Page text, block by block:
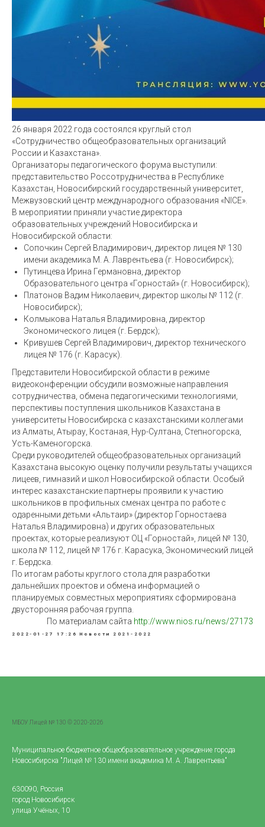
26 января 2022 года состоялся круглый стол
«Сотрудничество общеобразовательных организаций
России и Казахстана».
Организаторы педагогического форума выступили:
представительство Россотрудничества в Республике
Казахстан, Новосибирский государственный университет,
Межвузовский центр международного образования «NICE».
В мероприятии приняли участие директора
образовательных учреждений Новосибирска и
Новосибирской области:
Сопочкин Сергей Владимирович, директор лицея № 130
имени академика М. А. Лаврентьева (г. Новосибирск);
Путинцева Ирина Германовна, директор
Образовательного центра «Горностай» (г. Новосибирск);
Платонов Вадим Николаевич, директор школы № 112 (г.
Новосибирск);
Колмыкова Наталья Владимировна, директор
Экономического лицея (г. Бердск);
Кривушев Сергей Владимирович, директор технического
лицея № 176 (г. Карасук).
Представители Новосибирской области в режиме
видеоконференции обсудили возможные направления
сотрудничества, обмена педагогическими технологиями,
перспективы поступления школьников Казахстана в
университеты Новосибирска с казахстанскими коллегами
из Алматы, Атырау, Костаная, Нур-Султана, Степногорска,
Усть-Каменогорска.
Среди руководителей общеобразовательных организаций
Казахстана высокую оценку получили результаты учащихся
лицеев, гимназий и школ Новосибирской области. Особый
интерес казахстанские партнеры проявили к участию
школьников в профильных сменах центра по работе с
одаренными детьми «Альтаир» (директор Горностаева
Наталья Владимировна) и других образовательных
проектах, которые реализуют ОЦ «Горностай», лицей № 130,
школа № 112, лицей № 176 г. Карасука, Экономический лицей
г. Бердска.
По итогам работы круглого стола для разработки
дальнейших проектов и обмена информацией о
планируемых совместных мероприятиях сформирована
двусторонняя рабочая группа.
По материалам сайта http://www.nios.ru/news/27173
2022-01-27 17:26 Новости 2021-2022
МБОУ Лицей № 130 © 2020-2026
Муниципальное бюджетное общеобразовательное учреждение города
Новосибирска "Лицей № 130 имени академика М. А. Лаврентьева"
630090, Россия
город Новосибирск
улица Учёных, 10